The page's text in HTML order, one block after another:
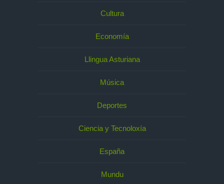
Cultura
Economía
Llingua Asturiana
Música
Deportes
Ciencia y Tecnoloxía
España
Mundu